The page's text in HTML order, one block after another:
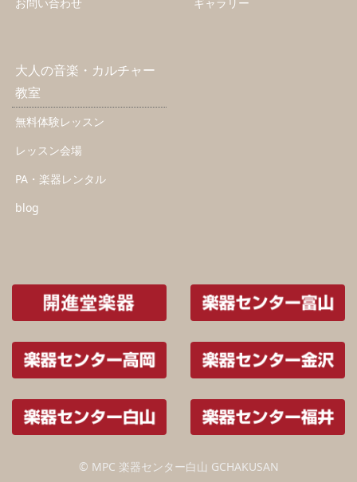
お問い合わせ
ギャラリー
大人の音楽・カルチャー
教室
無料体験レッスン
レッスン会場
PA・楽器レンタル
blog
© MPC 楽器センター白山 GCHAKUSAN